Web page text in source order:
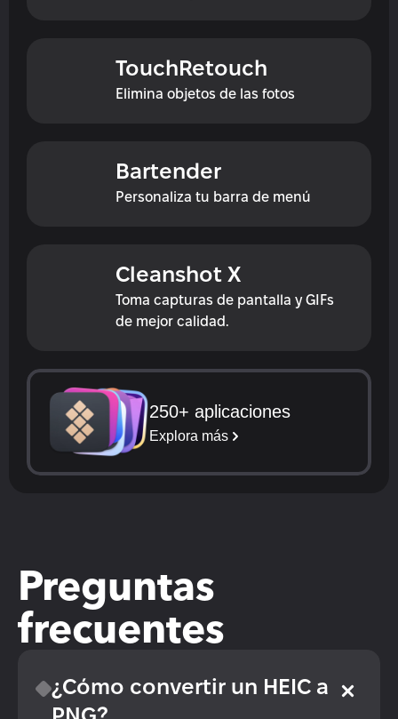
TouchRetouch
Elimina objetos de las fotos
Bartender
Personaliza tu barra de menú
Cleanshot X
Toma capturas de pantalla y GIFs
de mejor calidad.
250+ aplicaciones
Explora más
Preguntas
frecuentes
¿Cómo convertir un HEIC a